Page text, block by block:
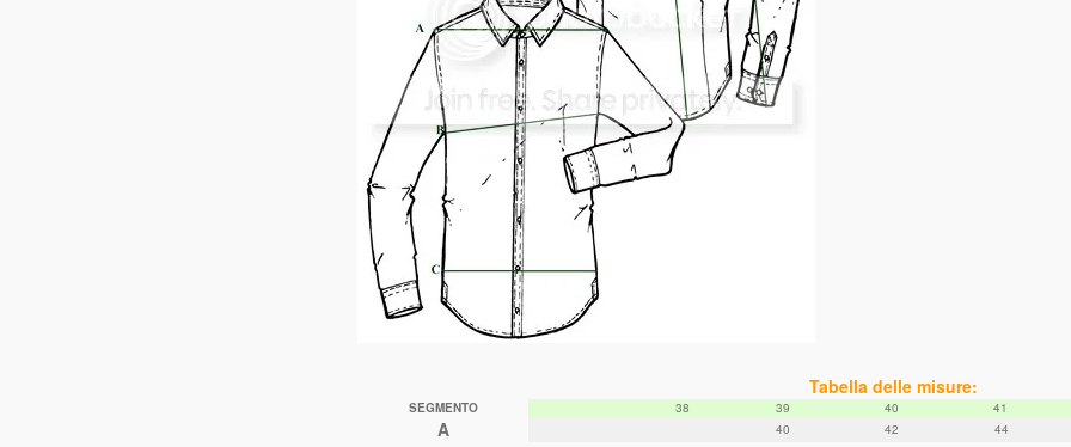
Tabella delle misure:
SEGMENTO 38 39 40 41
A 40 42 44